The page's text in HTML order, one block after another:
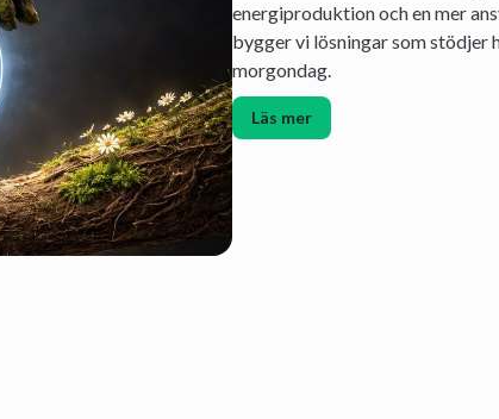
energiproduktion och en mer
bygger vi lösningar som stödjer
morgondag.
Läs mer